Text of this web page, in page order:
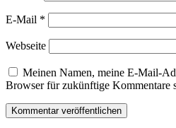
E-Mail *
Webseite
Meinen Namen, meine E-Mail-
Browser für zukünftige Kommentare